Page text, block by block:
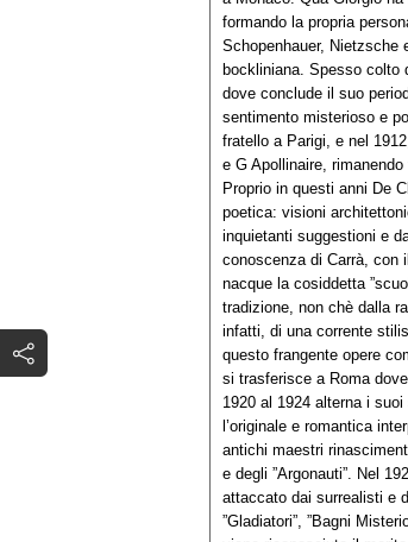
formando la propria
Schopenhauer, Nietzsche
bockliniana. Spesso colto
dove conclude il suo
sentimento misterioso e
fratello a Parigi, e nel
e G Apollinaire,
Proprio in questi anni De
poetica: visioni
inquietanti suggestioni e
conoscenza di Carrà, con
nacque la cosiddetta
tradizione, non chè dalla
infatti, di una corrente
questo frangente opere
si trasferisce a Roma
1920 al 1924 alterna i
l’originale e romantica
antichi maestri
e degli ”Argonauti”. Nel
attaccato dai surrealisti e
”Gladiatori”, ”Bagni